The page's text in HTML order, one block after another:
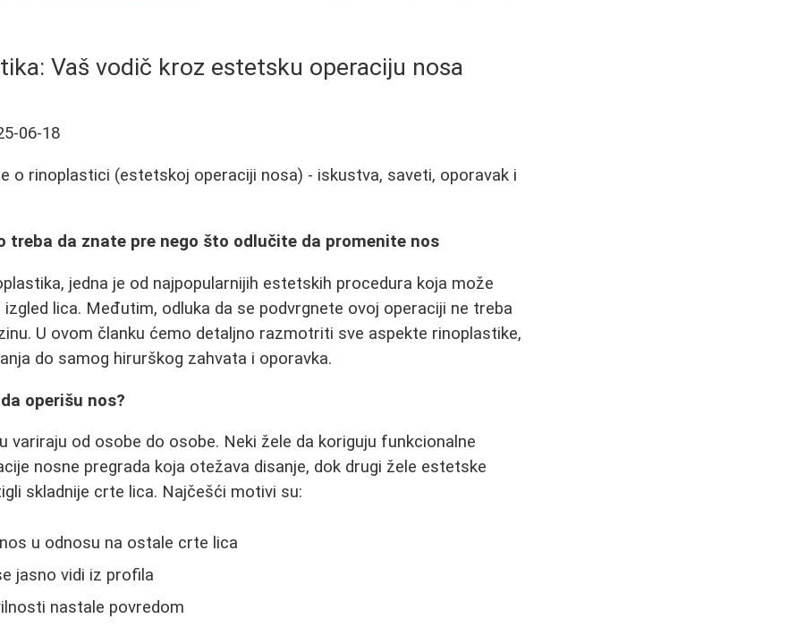
Vaš vodič kroz estetsku operaciju nosa
06-18
o rinoplastici (estetskoj operaciji nosa) - iskustva, saveti, oporavak i
treba da znate pre nego što odlučite da promenite nos
jedna je od najpopularnijih estetskih procedura koja može
lica. Međutim, odluka da se podvrgnete ovoj operaciji ne treba
U ovom članku ćemo detaljno razmotriti sve aspekte rinoplastike,
do samog hirurškog zahvata i oporavka.
operišu nos?
variraju od osobe do osobe. Neki žele da koriguju funkcionalne
nosne pregrada koja otežava disanje, dok drugi žele estetske
skladnije crte lica. Najčešći motivi su:
u odnosu na ostale crte lica
jasno vidi iz profila
nastale povredom